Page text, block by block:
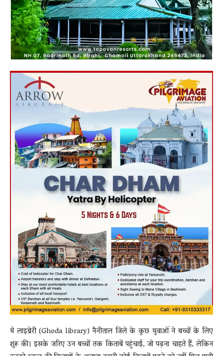
ये लाइब्रेरी (Ghoda library) नैनीताल जिले के कुछ युवाओं ने बच्चों के लिए
शुरू की। इसके जरिए उन बच्चों तक किताबें पहुंचाई, जो पढ़ना चाहते हैं, लेकिन